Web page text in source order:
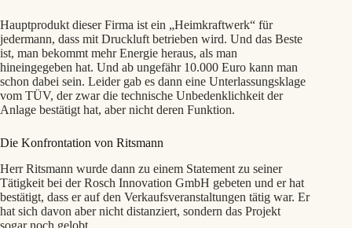
Hauptprodukt dieser Firma ist ein „Heimkraftwerk“ für
jedermann, dass mit Druckluft betrieben wird. Und das Beste
ist, man bekommt mehr Energie heraus, als man
hineingegeben hat. Und ab ungefähr 10.000 Euro kann man
schon dabei sein. Leider gab es dann eine Unterlassungsklage
vom TÜV, der zwar die technische Unbedenklichkeit der
Anlage bestätigt hat, aber nicht deren Funktion.
Die Konfrontation von Ritsmann
Herr Ritsmann wurde dann zu einem Statement zu seiner
Tätigkeit bei der Rosch Innovation GmbH gebeten und er hat
bestätigt, dass er auf den Verkaufsveranstaltungen tätig war. Er
hat sich davon aber nicht distanziert, sondern das Projekt
sogar noch gelobt.